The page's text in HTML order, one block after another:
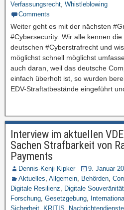
Verfassungsrecht, Whistleblowing
Comments
Weiter geht es mit der nächsten
#Cybersecurity: Wir alle kennen
deutschen #Cyberstrafrecht und
möglichst schnell möglichst
auch daran, weil das deutsche
einfach überholt ist, so wurden
EDV-Straftatbestände eingeführt
Interview im aktuellen
Sachen Strafbarkeit von
Payments
Dennis-Kenji Kipker
9. Januar
Aktuelles, Allgemein, Behörden,
Digitale Resilienz, Digitale Souveränität
Forschung, Gesetzgebung,
Sicherheit, KRITIS, Nachrichtendienste